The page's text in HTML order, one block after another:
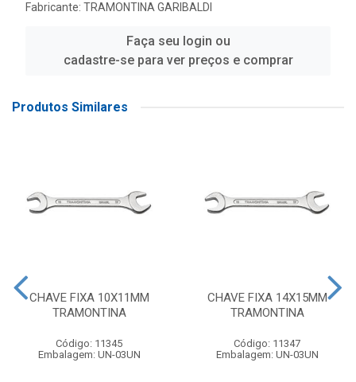
Fabricante: TRAMONTINA GARIBALDI
Faça seu login ou
cadastre-se para ver preços e comprar
Produtos Similares
CHAVE FIXA 10X11MM
TRAMONTINA
Código: 11345
Embalagem: UN-03UN
CHAVE FIXA 14X15MM
TRAMONTINA
Código: 11347
Embalagem: UN-03UN